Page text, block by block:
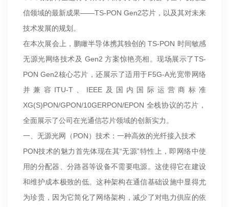
信领域的最新成果——TS-PON Gen2芯片，以及其对未来
技术发展的规划。
在本次展会上，鹏瞰半导体携其独创的 TS-PON 时间敏感
无源光网络技术及 Gen2 方案惊艳亮相。现场展示了TS-
PON Gen2核心芯片，还展示了适用于F5G-A光宽带网络
并兼容ITU-T、IEEE及国内国际运营商标准
XG(S)PON/GPON/10GERPON/EPON 全栈协议的芯片，
全面展示了公司在光通信芯片领域的创新实力。
一、无源光网（PON）技术：一种高效的光纤接入技术
PON技术的魅力首先体现在其“无源”特性上，即网络中使
用的分配器、分路器等设备不需要电源。这使得它在建设
和维护成本极致的低。这种架构在通信基础设施中显得尤
为珍贵，因为它简化了网络架构，减少了对电力供应的依